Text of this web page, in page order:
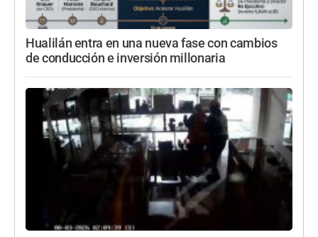
Hualilán entra en una nueva fase con cambios
de conducción e inversión millonaria